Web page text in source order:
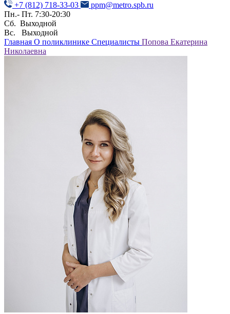
+7 (812) 718-33-03
ppm@metro.spb.ru
Пн.- Пт. 7:30-20:30
Сб. Выходной
Вс. Выходной
Главная О поликлинике Специалисты Попова Екатерина
Николаевна